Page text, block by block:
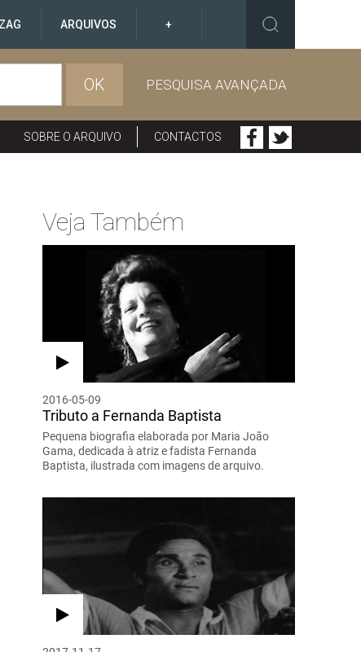
ARQUIVOS +
OK PESQUISA AVANÇADA
SOBRE O ARQUIVO CONTACTOS
Veja Também
2016-05-09
Tributo a Fernanda Baptista
Pequena biografia elaborada por Maria João
Gama, dedicada à atriz e fadista Fernanda
Baptista, ilustrada com imagens de arquivo.